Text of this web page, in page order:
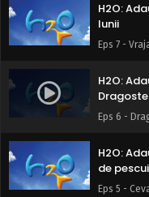
H2O:
lunii
Eps 7 -
H2O:
Eps 6 -
H2O:
de
Eps 5 -